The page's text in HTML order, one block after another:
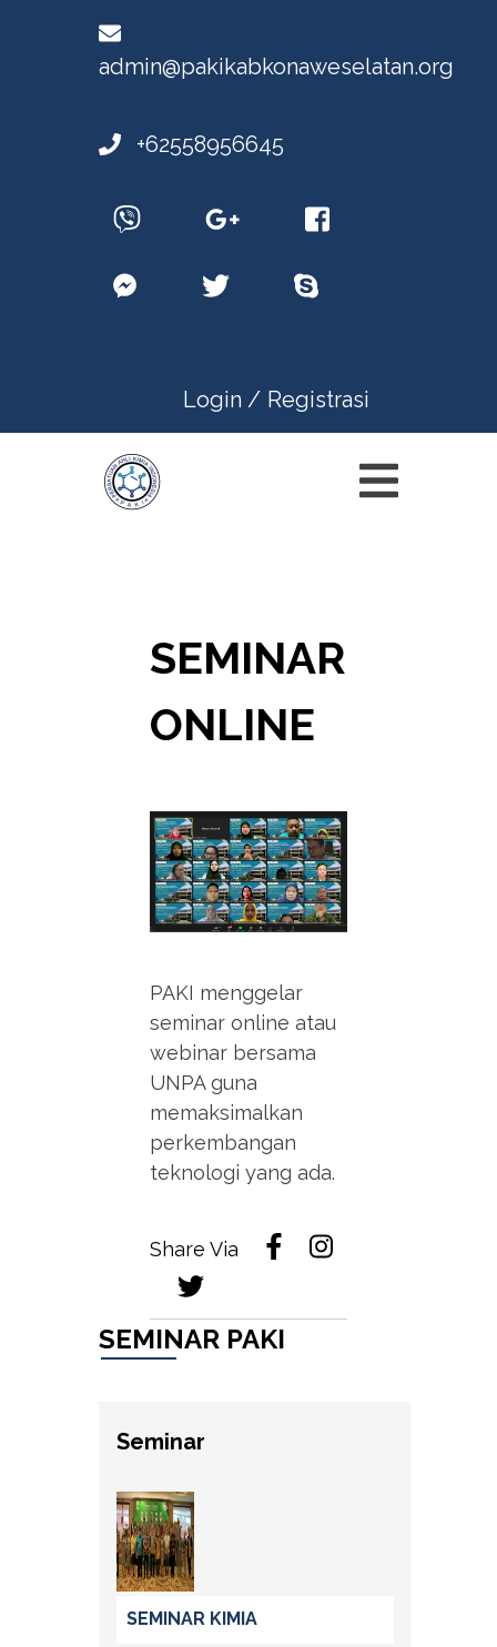
admin@pakikabkonaweselatan.org
+62558956645
Login / Registrasi
SEMINAR
ONLINE
PAKI menggelar
seminar online atau
webinar bersama
UNPA guna
memaksimalkan
perkembangan
teknologi yang ada.
Share Via
SEMINAR PAKI
Seminar
SEMINAR KIMIA